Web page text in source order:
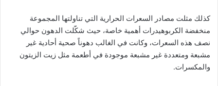
كذلك مثلت مصادر السعرات الحرارية التي تناولتها المجموعة
منخفضة الكربوهيدرات أهمية خاصة، حيث شكّلت الدهون حوالي
نصف هذه السعرات، وكانت في الغالب دهوناً صحية أحادية غير
مشبعة ومتعددة غير مشبعة موجودة في أطعمة مثل زيت الزيتون
والمكسرات.